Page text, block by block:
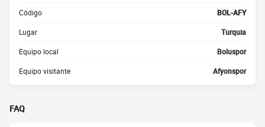
Código BOL-AFY
Lugar Turquia
Equipo local Boluspor
Equipo visitante Afyonspor
FAQ